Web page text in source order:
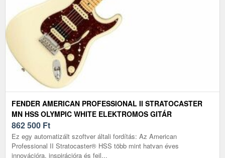
FENDER AMERICAN PROFESSIONAL II STRATOCASTER
MN HSS OLYMPIC WHITE ELEKTROMOS GITÁR
862 500 Ft
Ez egy automatizált szoftver általi fordítás: Az American
Professional II Stratocaster® HSS több mint hatvan éves
innovációra, inspirációra és fejl...